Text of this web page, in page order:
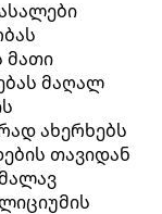
მათი
მაღალ
ახერხებს
თავიდან